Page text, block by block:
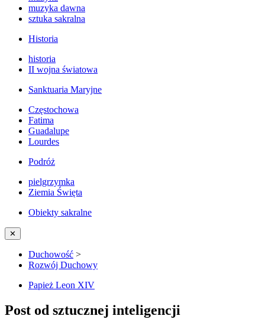
muzyka dawna
sztuka sakralna
Historia
historia
II wojna światowa
Sanktuaria Maryjne
Częstochowa
Fatima
Guadalupe
Lourdes
Podróż
pielgrzymka
Ziemia Święta
Obiekty sakralne
✕
Duchowość >
Rozwój Duchowy
Papież Leon XIV
Post od sztucznej inteligencji